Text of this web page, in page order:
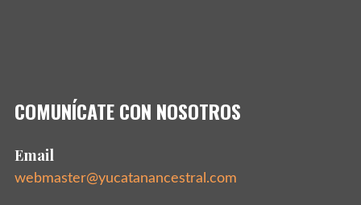
COMUNÍCATE CON NOSOTROS
Email
webmaster@yucatanancestral.com